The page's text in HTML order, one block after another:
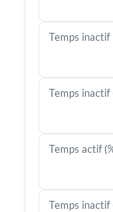
Temps inactif
Temps inactif
Temps actif
Temps inactif